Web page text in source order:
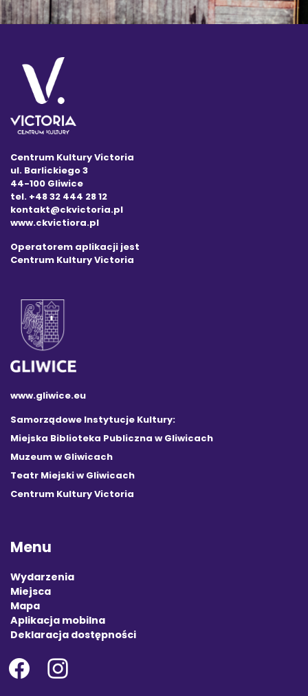
Centrum Kultury Victoria
ul. Barlickiego 3
44-100 Gliwice
tel. +48 32 444 28 12
kontakt@ckvictoria.pl
www.ckvictiora.pl
Operatorem aplikacji jest
Centrum Kultury Victoria
www.gliwice.eu
Samorządowe Instytucje Kultury:
Miejska Biblioteka Publiczna w Gliwicach
Muzeum w Gliwicach
Teatr Miejski w Gliwicach
Centrum Kultury Victoria
Menu
Wydarzenia
Miejsca
Mapa
Aplikacja mobilna
Deklaracja dostępności